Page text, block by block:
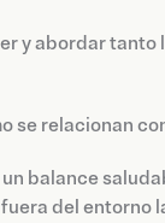
y abordar
se relacionan
balance
del entorno